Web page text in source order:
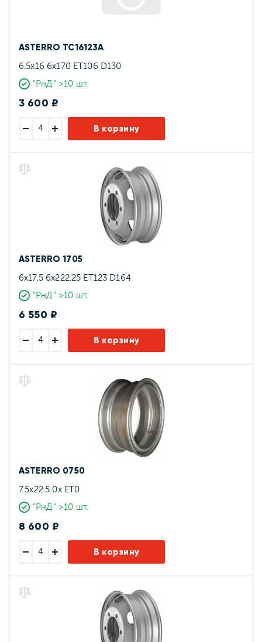
ASTERRO TC16123A
6.5x16 6x170 ET106 D130
"РнД" >10 шт.
3 600 ₽
В корзину
ASTERRO 1705
6x17.5 6x222.25 ET123 D164
"РнД" >10 шт.
6 550 ₽
В корзину
ASTERRO 0750
7.5x22.5 0x ET0
"РнД" >10 шт.
8 600 ₽
В корзину